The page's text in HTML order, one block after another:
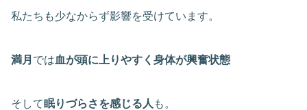
私たちも少なからず影響を受けています。
満月 では血が頭に上りやすく身体が興奮状態
そして眠りづらさを感じる人 も。